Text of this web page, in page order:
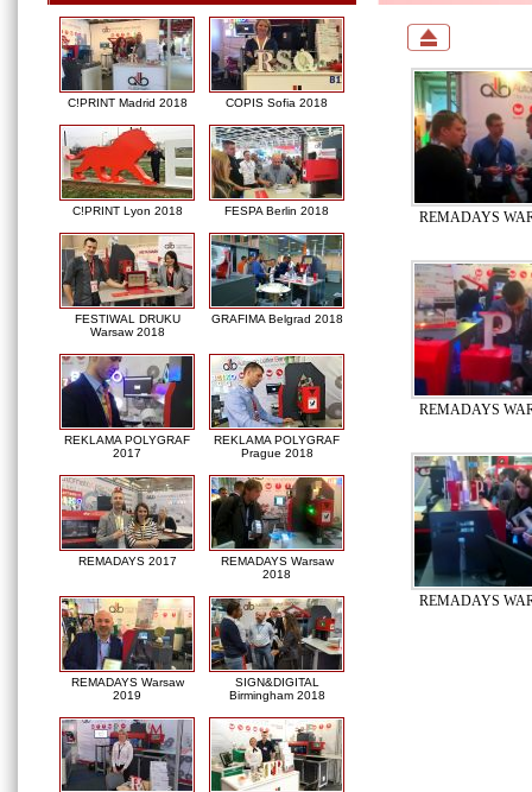
C!PRINT Madrid 2018 COPIS Sofia 2018
C!PRINT Lyon 2018 FESPA Berlin 2018
FESTIWAL DRUKU
Warsaw 2018
GRAFIMA Belgrad 2018
REKLAMA POLYGRAF
2017
REKLAMA POLYGRAF
Prague 2018
REMADAYS 2017
REMADAYS Warsaw
2018
REMADAYS Warsaw
2019
SIGN&DIGITAL
Birmingham 2018
REMADAYS
REMADAYS
REMADAYS